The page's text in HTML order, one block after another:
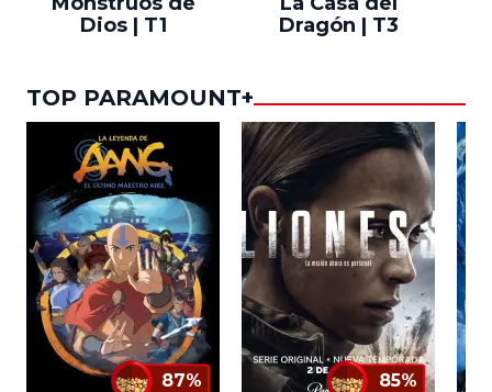
Dios | T1
Dragón | T3
TOP PARAMOUNT+
87% 85%